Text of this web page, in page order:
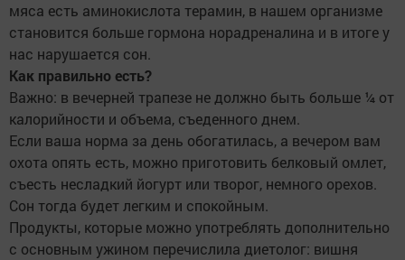
мяса есть аминокислота терамин, в нашем организме
становится больше гормона норадреналина и в итоге у
нас нарушается сон.
Как правильно есть?
Важно: в вечерней трапезе не должно быть больше ¼ от
калорийности и объема, съеденного днем.
Если ваша норма за день обогатилась, а вечером вам
охота опять есть, можно приготовить белковый омлет,
съесть несладкий йогурт или творог, немного орехов.
Сон тогда будет легким и спокойным.
Продукты, которые можно употреблять дополнительно
с основным ужином перечислила диетолог: вишня